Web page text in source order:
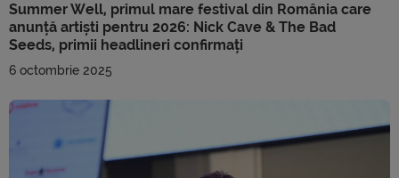
Summer Well, primul mare festival din România care
anunță artiști pentru 2026: Nick Cave & The Bad
Seeds, primii headlineri confirmați
6 octombrie 2025